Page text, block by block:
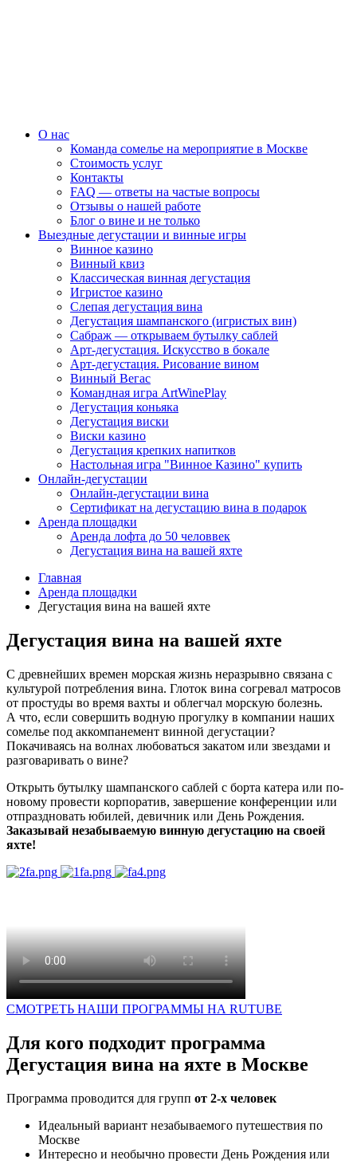
О нас
Команда сомелье на мероприятие в Москве
Стоимость услуг
Контакты
FAQ — ответы на частые вопросы
Отзывы о нашей работе
Блог о вине и не только
Выездные дегустации и винные игры
Винное казино
Винный квиз
Классическая винная дегустация
Игристое казино
Слепая дегустация вина
Дегустация шампанского (игристых вин)
Сабраж — открываем бутылку саблей
Арт-дегустация. Искусство в бокале
Арт-дегустация. Рисование вином
Винный Вегас
Командная игра ArtWinePlay
Дегустация коньяка
Дегустация виски
Виски казино
Дегустация крепких напитков
Настольная игра "Винное Казино" купить
Онлайн-дегустации
Онлайн-дегустации вина
Сертификат на дегустацию вина в подарок
Аренда площадки
Аренда лофта до 50 человвек
Дегустация вина на вашей яхте
Главная
Аренда площадки
Дегустация вина на вашей яхте
Дегустация вина на вашей яхте
С древнейших времен морская жизнь неразрывно связана с
культурой потребления вина. Глоток вина согревал матросов
от простуды во время вахты и облегчал морскую болезнь.
А что, если совершить водную прогулку в компании наших
сомелье под аккомпанемент винной дегустации?
Покачиваясь на волнах любоваться закатом или звездами и
разговаривать о вине?
Открыть бутылку шампанского саблей с борта катера или по-
новому провести корпоратив, завершение конференции или
отпраздновать юбилей, девичник или День Рождения.
Заказывай незабываемую винную дегустацию на своей
яхте!
СМОТРЕТЬ НАШИ ПРОГРАММЫ НА RUTUBE
Для кого подходит программа
Дегустация вина на яхте в Москве
Программа проводится для групп от 2-х человек
Идеальный вариант незабываемого путешествия по
Москве
Интересно и необычно провести День Рождения или